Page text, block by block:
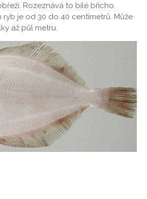
Rozeznává to bílé břicho.
ryb je od 30 do 40 centimetrů. Může
až půl metru.